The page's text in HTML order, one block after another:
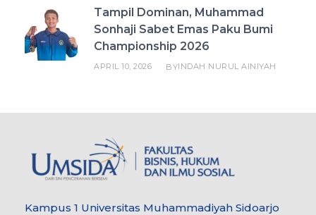
Tampil Dominan, Muhammad
Sonhaji Sabet Emas Paku Bumi
Championship 2026
APRIL 10, 2026 BYINDAH NURUL AINIYAH
Kampus 1 Universitas Muhammadiyah Sidoarjo